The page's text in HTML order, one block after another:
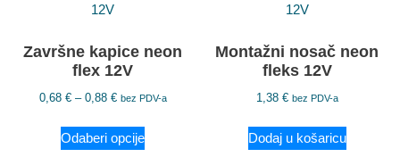
Završne kapice neon
flex 12V
0,68 € – 0,88 € bez PDV-a
Odaberi opcije
Montažni nosač neon
fleks 12V
1,38 € bez PDV-a
Dodaj u košaricu